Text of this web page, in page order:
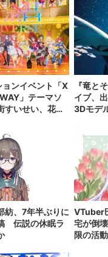
ンイベント「X
」テーマソ
いせい、花譜
『竜と
イブ、
3Dモデ
紡、7年半ぶりに
伝説の休眠ラ
VTuber
宅が倒
限の活